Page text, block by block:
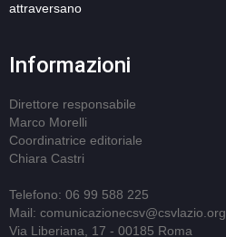
attraversano
Informazioni
Direttore responsabile
Marco Morelli
Coordinatrice editoriale
Chiara Castri
Telefono: 06 99 588 225
Mail: comunicazionecsv@csvlazio.org
Via Liberiana, 17 - 00185 Roma